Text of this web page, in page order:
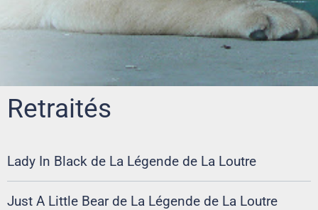
Retraités
Lady In Black de La Légende de La Loutre
Just A Little Bear de La Légende de La Loutre